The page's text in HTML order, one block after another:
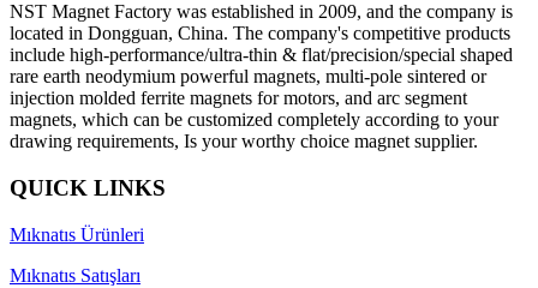
NST Magnet Factory was established in 2009, and the company is
located in Dongguan, China. The company's competitive products
include high-performance/ultra-thin & flat/precision/special shaped
rare earth neodymium powerful magnets, multi-pole sintered or
injection molded ferrite magnets for motors, and arc segment
magnets, which can be customized completely according to your
drawing requirements, Is your worthy choice magnet supplier.
QUICK LINKS
Mıknatıs Ürünleri
Mıknatıs Satışları